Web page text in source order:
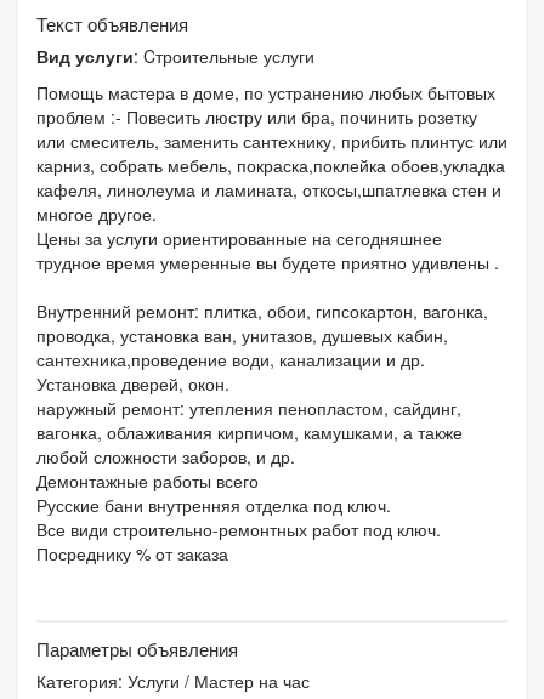
Текст объявления
Вид услуги: Cтроительные услуги
Помощь мастера в доме, по устранению любых бытовых
проблем :- Повесить люстру или бра, починить розетку
или смеситель, заменить сантехнику, прибить плинтус или
карниз, собрать мебель, покраска,поклейка обоев,укладка
кафеля, линолеума и ламината, откосы,шпатлевка стен и
многое другое.
Цены за услуги ориентированные на сегодняшнее
трудное время умеренные вы будете приятно удивлены .
Внутренний ремонт: плитка, обои, гипсокартон, вагонка,
проводка, установка ван, унитазов, душевых кабин,
сантехника,проведение води, канализации и др.
Установка дверей, окон.
наружный ремонт: утепления пенопластом, сайдинг,
вагонка, облаживания кирпичом, камушками, а также
любой сложности заборов, и др.
Демонтажные работы всего
Русские бани внутренняя отделка под ключ.
Все види строительно-ремонтных работ под ключ.
Посреднику % от заказа
Параметры объявления
Категория: Услуги / Мастер на час